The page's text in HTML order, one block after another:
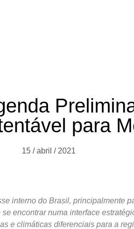
para
15 / abril / 2021
interno do Brasil, principalmente
encontrar numa interface
e climáticas diferenciais para a